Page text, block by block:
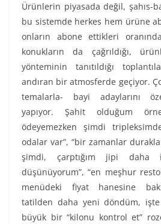
Ürünlerin piyasada değil, şahıs-
bu sistemde herkes hem ürüne
onların abone ettikleri
konukların da çağrıldığı,
yönteminin tanıtıldığı
andıran bir atmosferde geçiyor.
temalarla- bayi adaylarını
yapıyor. Şahit olduğum
ödeyemezken şimdi
odalar var”, “bir zamanlar
şimdi, çarptığım jipi daha
düşünüyorum”, “en meşhur
menüdeki fiyat hanesine
tatilden daha yeni döndüm, işte
büyük bir “kilonu kontrol et”